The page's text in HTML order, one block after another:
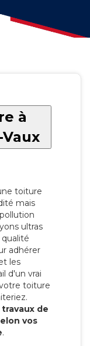
à
toiture
mais
ultras
adhérer
les
d'un vrai
toiture
de
vos
.